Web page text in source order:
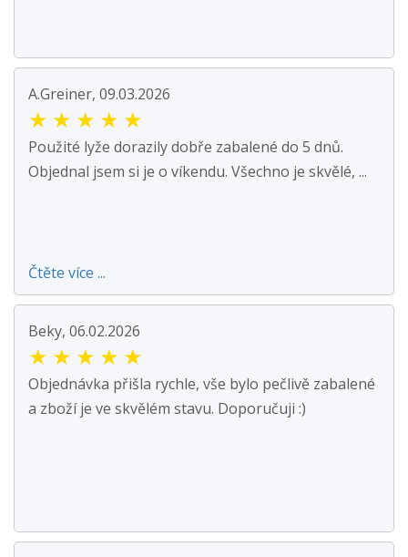
A.Greiner, 09.03.2026
★ ★ ★ ★ ★
Použité lyže dorazily dobře zabalené do 5 dnů.
Objednal jsem si je o víkendu. Všechno je skvělé, ...
Čtěte více ...
Beky, 06.02.2026
★ ★ ★ ★ ★
Objednávka přišla rychle, vše bylo pečlivě zabalené
a zboží je ve skvělém stavu. Doporučuji :)